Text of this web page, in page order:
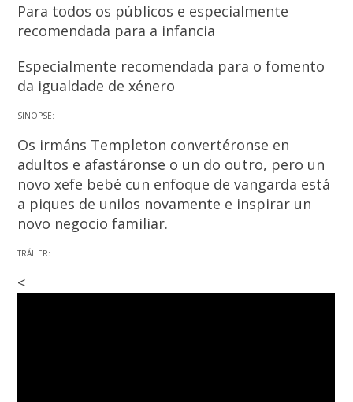
Para todos os públicos e especialmente
recomendada para a infancia
Especialmente recomendada para o fomento
da igualdade de xénero
SINOPSE:
Os irmáns Templeton convertéronse en
adultos e afastáronse o un do outro, pero un
novo xefe bebé cun enfoque de vangarda está
a piques de unilos novamente e inspirar un
novo negocio familiar.
TRÁILER:
<